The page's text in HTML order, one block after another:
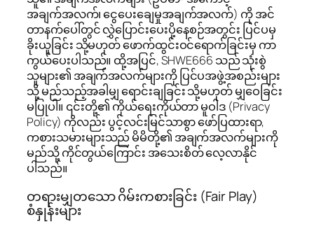
အချက်အလက်၊ ငွေပေးချေမှုအချက်အလက်) ကို အင်
တာနက်ပေါ်တွင် လွှဲပြောင်းပေးပို့နေစဉ်အတွင်း ပြင်ပမှ
ခိုးယူခြင်း သို့မဟုတ် ဖောက်ထွင်းဝင်ရောက်ခြင်းမှ ကာ
ကွယ်ပေးပါသည်။ ထို့အပြင်, SHWE666 သည် သုံးစွဲ
သူများ၏ အချက်အလက်များကို ပြင်ပအဖွဲ့အစည်းများ
သို့ မည်သည့်အခါမျှ ရောင်းချခြင်း သို့မဟုတ် မျှဝေခြင်း
မပြုပါ။ ၎င်းတို့၏ ကိုယ်ရေးကိုယ်တာ မူဝါဒ (Privacy
Policy) ကိုလည်း ပွင့်လင်းမြင်သာစွာ ဖော်ပြထားရာ,
ကစားသမားများသည် မိမိတို့၏ အချက်အလက်များကို
မည်သို့ ကိုင်တွယ်ကြောင်း အသေးစိတ် လေ့လာနိုင်
ပါသည်။
တရားမျှတသော ဂိမ်းကစားခြင်း (Fair Play)
စံနှုန်းများ